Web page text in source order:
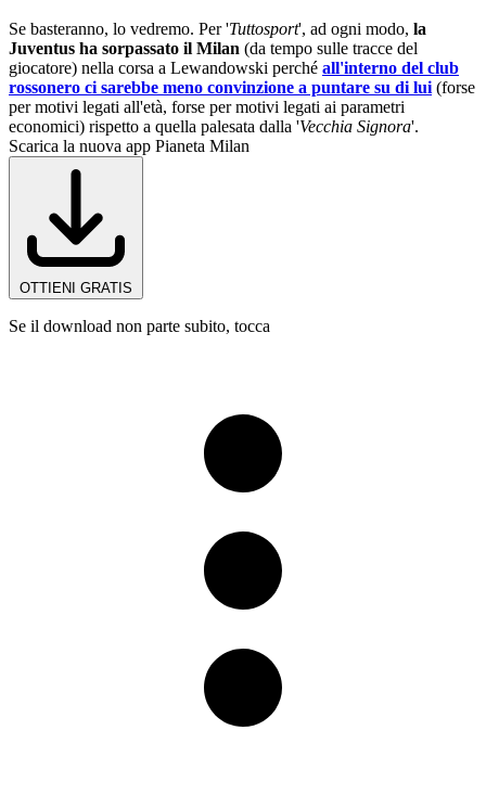
Se basteranno, lo vedremo. Per 'Tuttosport', ad ogni modo, la
Juventus ha sorpassato il Milan (da tempo sulle tracce del
giocatore) nella corsa a Lewandowski perché all'interno del club
rossonero ci sarebbe meno convinzione a puntare su di lui (forse
per motivi legati all'età, forse per motivi legati ai parametri
economici) rispetto a quella palesata dalla 'Vecchia Signora'.
Scarica la nuova app Pianeta Milan
OTTIENI GRATIS
Se il download non parte subito, tocca